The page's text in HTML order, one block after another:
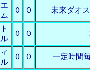
０ ０ 未来ダオ
０ ０
０ ０ 一定時間